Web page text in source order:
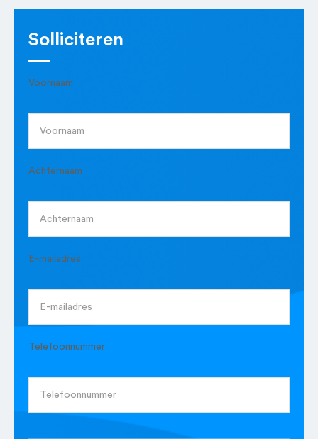
Solliciteren
Voornaam
Achternaam
E-mailadres
Telefoonnummer